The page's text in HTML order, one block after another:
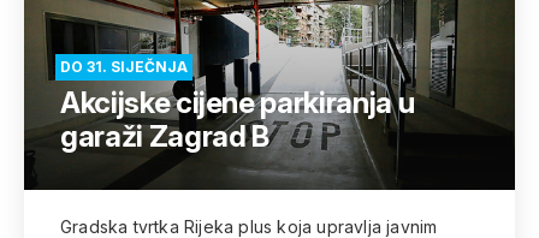
DO 31. SIJEČNJA
Akcijske cijene parkiranja u
garaži Zagrad B
Gradska tvrtka Rijeka plus koja upravlja javnim